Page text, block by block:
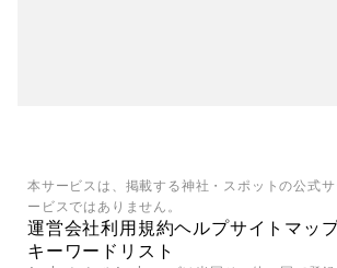
本サービスは、掲載する神社・スポットの公式
ービスではありません。
運営会社利用規約ヘルプサイトマッ
キーワードリスト